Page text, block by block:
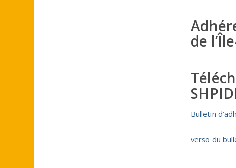
de
Bulletin
verso du